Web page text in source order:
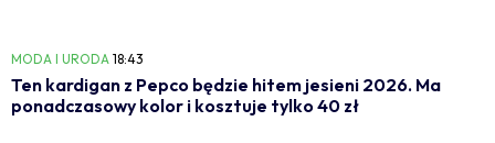
MODA I URODA 18:43
Ten kardigan z Pepco będzie hitem jesieni 2026. Ma
ponadczasowy kolor i kosztuje tylko 40 zł